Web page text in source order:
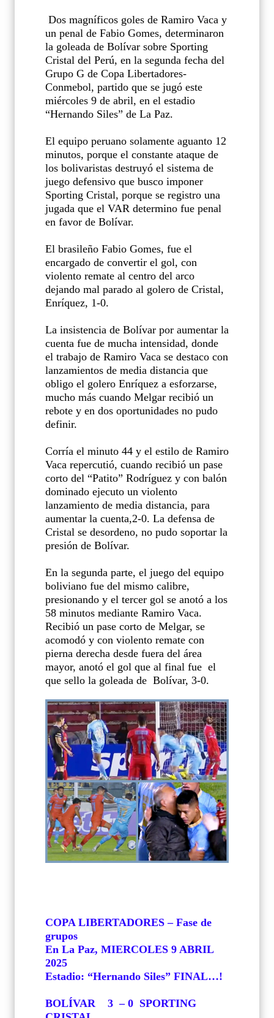
Dos magníficos goles de Ramiro Vaca y
un penal de Fabio Gomes, determinaron
la goleada de Bolívar sobre Sporting
Cristal del Perú, en la segunda fecha del
Grupo G de Copa Libertadores-
Conmebol, partido que se jugó este
miércoles 9 de abril, en el estadio
“Hernando Siles” de La Paz.
El equipo peruano solamente aguanto 12
minutos, porque el constante ataque de
los bolivaristas destruyó el sistema de
juego defensivo que busco imponer
Sporting Cristal, porque se registro una
jugada que el VAR determino fue penal
en favor de Bolívar.
El brasileño Fabio Gomes, fue el
encargado de convertir el gol, con
violento remate al centro del arco
dejando mal parado al golero de Cristal,
Enríquez, 1-0.
La insistencia de Bolívar por aumentar la
cuenta fue de mucha intensidad, donde
el trabajo de Ramiro Vaca se destaco con
lanzamientos de media distancia que
obligo el golero Enríquez a esforzarse,
mucho más cuando Melgar recibió un
rebote y en dos oportunidades no pudo
definir.
Corría el minuto 44 y el estilo de Ramiro
Vaca repercutió, cuando recibió un pase
corto del “Patito” Rodríguez y con balón
dominado ejecuto un violento
lanzamiento de media distancia, para
aumentar la cuenta,2-0. La defensa de
Cristal se desordeno, no pudo soportar la
presión de Bolívar.
En la segunda parte, el juego del equipo
boliviano fue del mismo calibre,
presionando y el tercer gol se anotó a los
58 minutos mediante Ramiro Vaca.
Recibió un pase corto de Melgar, se
acomodó y con violento remate con
pierna derecha desde fuera del área
mayor, anotó el gol que al final fue el
que sello la goleada de Bolívar, 3-0.
COPA LIBERTADORES – Fase de
grupos
En La Paz, MIERCOLES 9 ABRIL
2025
Estadio: “Hernando Siles” FINAL…!
BOLÍVAR 3 – 0 SPORTING